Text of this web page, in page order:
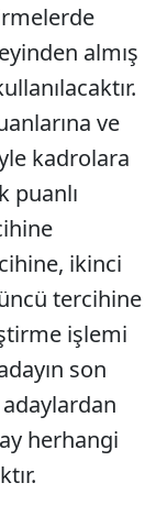
almış
ve
kadrolara
puanlı
ikinci
tercihine
işlemi
son
herhangi